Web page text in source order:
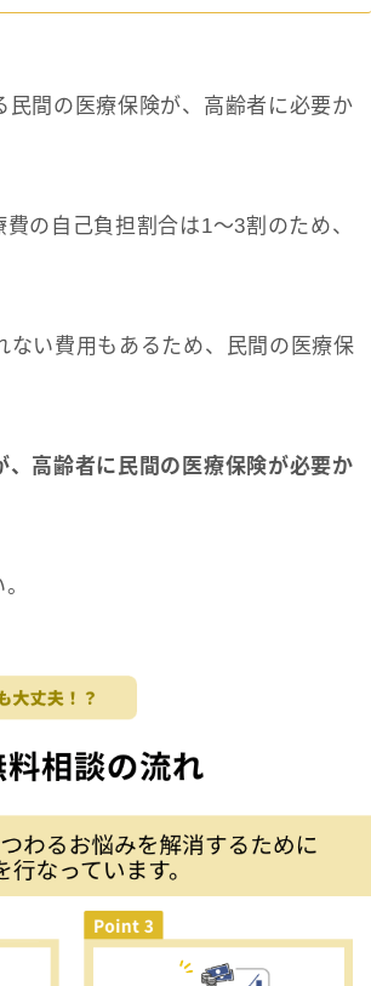
間の医療保険が、高齢者に必要か
の自己負担割合は1～3割のため、
ない費用もあるため、民間の医療保
高齢者に民間の医療保険が必要か